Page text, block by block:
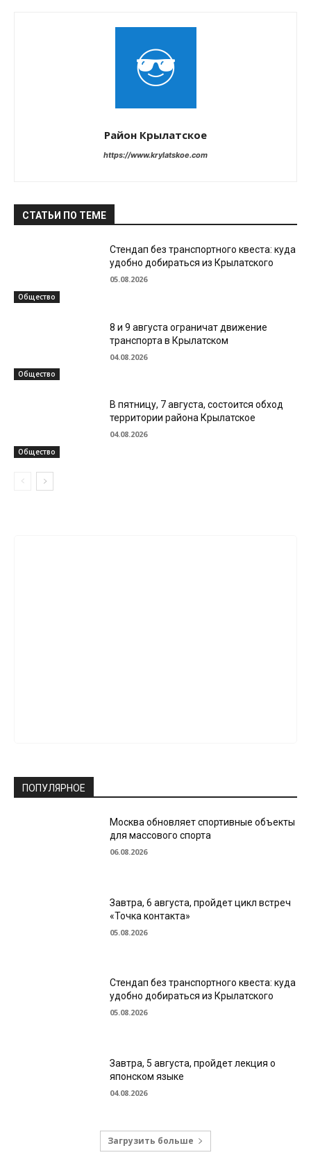
Район Крылатское
https://www.krylatskoe.com
СТАТЬИ ПО ТЕМЕ
Общество
Стендап без транспортного квеста: куда
удобно добираться из Крылатского
05.08.2026
Общество
8 и 9 августа ограничат движение
транспорта в Крылатском
04.08.2026
Общество
В пятницу, 7 августа, состоится обход
территории района Крылатское
04.08.2026
ПОПУЛЯРНОЕ
Москва обновляет спортивные объекты
для массового спорта
06.08.2026
Завтра, 6 августа, пройдет цикл встреч
«Точка контакта»
05.08.2026
Стендап без транспортного квеста: куда
удобно добираться из Крылатского
05.08.2026
Завтра, 5 августа, пройдет лекция о
японском языке
04.08.2026
Загрузить больше